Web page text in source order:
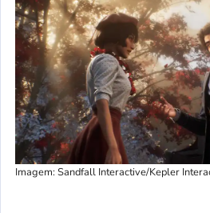
Imagem: Sandfall Interactive/Kepler